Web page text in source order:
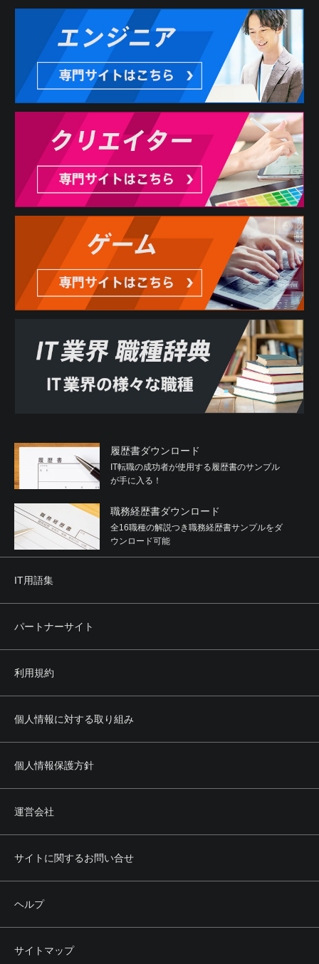
履歴書ダウンロード
IT転職の成功者が使用する履歴書のサンプル
が手に入る！
職務経歴書ダウンロード
全16職種の解説つき職務経歴書サンプルをダ
ウンロード可能
IT用語集
パートナーサイト
利用規約
個人情報に対する取り組み
個人情報保護方針
運営会社
サイトに関するお問い合せ
ヘルプ
サイトマップ